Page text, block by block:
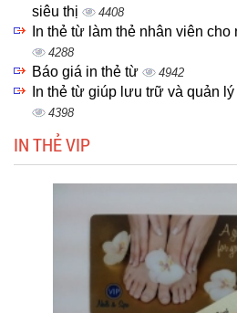
siêu thị
4408
In thẻ từ làm thẻ nhân viên
4288
Báo giá in thẻ từ 4942
In thẻ từ giúp lưu trữ và quản
4398
IN THẺ VIP